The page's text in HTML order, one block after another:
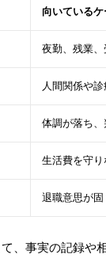
向いているケ
夜勤、残業
人間関係や
体調が落ち
生活費を守
退職意思が固
、事実の記録や